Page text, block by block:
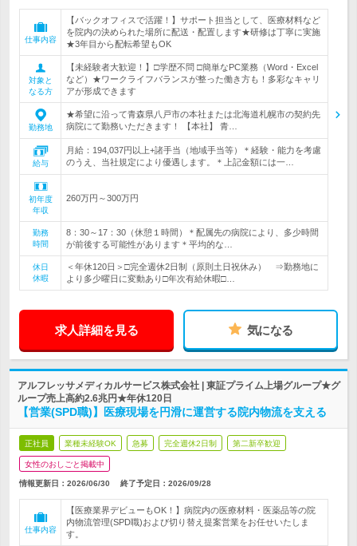
仕事内容
【バックオフィスで活躍！】サポート担当として、医療材料など
を院内の決められた場所に配送・配置します★研修は丁寧に実施
★3年目から配転希望もOK
対象と
なる方
【未経験者大歓迎！】□学歴不問 □簡単なPC業務（Word・Excel
など）★ワークライフバランスが整った働き方も！多彩なキャリ
アが形成できます
勤務地
★希望に沿って青森県八戸市の本社または北海道札幌市の契約先
病院にて勤務いただきます！ 【本社】 青…
給与
月給：194,037円以上+諸手当（地域手当等）＊経験・能力を考慮
のうえ、当社規定により優遇します。＊上記金額には一…
初年度
年収
260万円～300万円
勤務
時間
8：30～17：30（休憩１時間）＊配属先の病院により、多少時間
が前後する可能性があります＊平均的な…
休日
休暇
＜年休120日＞□完全週休2日制（原則土日祝休み） ⇒勤務地に
より多少曜日に変動あり□年次有給休暇□…
求人詳細を見る 気になる
アルフレッサメディカルサービス株式会社 | 東証プライム上場グループ★グ
ループ売上高約2.6兆円★年休120日
【営業(SPD職)】医療現場を円滑に運営する院内物流を支える
正社員 業種未経験OK 急募 完全週休2日制 第二新卒歓迎
女性のおしごと掲載中
情報更新日：2026/06/30 終了予定日： 2026/09/28
仕事内容
【医療業界デビューもOK！】病院内の医療材料・医薬品等の院
内物流管理(SPD職)および切り替え提案営業をお任せいたしま
す。